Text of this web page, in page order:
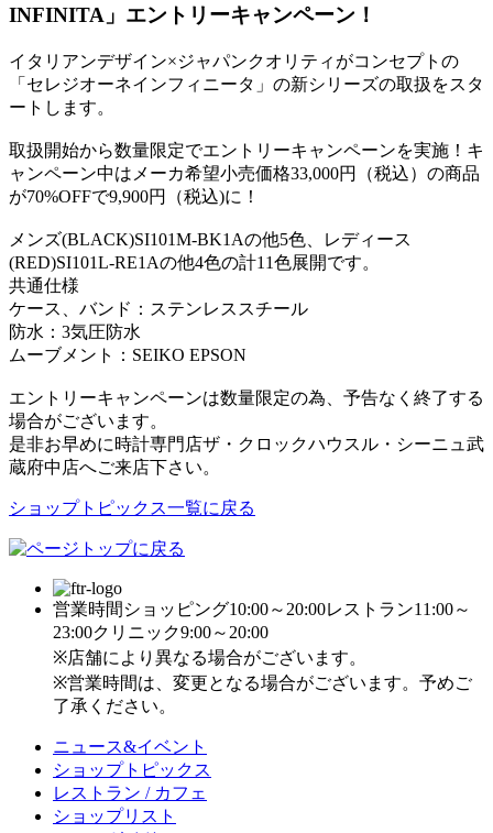
INFINITA」エントリーキャンペーン！
イタリアンデザイン×ジャパンクオリティがコンセプトの
「セレジオーネインフィニータ」の新シリーズの取扱をスタ
ートします。
取扱開始から数量限定でエントリーキャンペーンを実施！キ
ャンペーン中はメーカ希望小売価格33,000円（税込）の商品
が70%OFFで9,900円（税込)に！
メンズ(BLACK)SI101M-BK1Aの他5色、レディース
(RED)SI101L-RE1Aの他4色の計11色展開です。
共通仕様
ケース、バンド：ステンレススチール
防水：3気圧防水
ムーブメント：SEIKO EPSON
エントリーキャンペーンは数量限定の為、予告なく終了する
場合がございます。
是非お早めに時計専門店ザ・クロックハウスル・シーニュ武
蔵府中店へご来店下さい。
ショップトピックス一覧に戻る
営業時間 ショッピング10:00～20:00レストラン11:00～
23:00クリニック9:00～20:00
※店舗により異なる場合がございます。
※営業時間は、変更となる場合がございます。予めご
了承ください。
ニュース&イベント
ショップトピックス
レストラン / カフェ
ショップリスト